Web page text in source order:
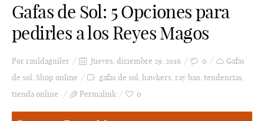
Gafas de Sol: 5 Opciones para
pedirles a los Reyes Magos
Porrauldaguiler Jueves, diciembre 29, 2016 0
Gafas
de sol
Shop online gafas de sol hawkers ray ban tendencias
tienda online
Permalink 0